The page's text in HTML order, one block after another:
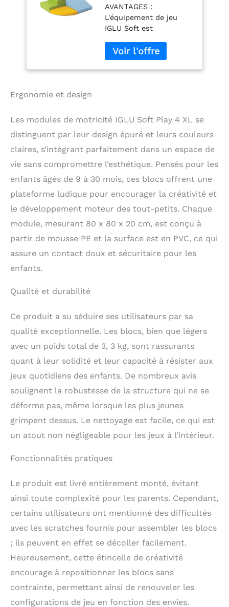
en Mousse Blocs de
Construction
Jouets éducatifs
(Couleurs claires)
AVANTAGES :
L'équipement de jeu
IGLU Soft est
pour développer les
compétences motrices
des enfants, améliorer
offrant une expérience
de jeu amusante et
captivante. QUALITÉ :
nos produits respectent
les plus élevées. Chaque
étape, de la production
de la mousse à la
couture, est
soigneusement vérifiée
afin d'assurer un savoir-
utilisons les meilleurs
matériaux, garantissant
américaines et
européennes,
exempt de substances
nocives, le rendant ainsi
sûr pour les enfants.
Fièrement fabriqué en
Lettonie, un pays de
l'Union européenne,
notre équipement de
jeu souple est fabriqué
composé de mousse PE
végétalien (PVC).
Ergonomie et design
Les modules de motricité IGLU Soft Play 4 XL se
distinguent par leur design épuré et leurs couleurs
claires, s’intégrant parfaitement dans un espace de
vie sans compromettre l’esthétique. Pensés pour les
enfants âgés de 9 à 30 mois, ces blocs offrent une
plateforme ludique pour encourager la créativité et
le développement moteur des tout-petits. Chaque
module, mesurant 80 x 80 x 20 cm, est conçu à
partir de mousse PE et la surface est en PVC, ce qui
assure un contact doux et sécuritaire pour les
enfants.
Qualité et durabilité
Ce produit a su séduire ses utilisateurs par sa
qualité exceptionnelle. Les blocs, bien que légers
avec un poids total de 3, 3 kg, sont rassurants
quant à leur solidité et leur capacité à résister aux
jeux quotidiens des enfants. De nombreux avis
soulignent la robustesse de la structure qui ne se
déforme pas, même lorsque les plus jeunes
grimpent dessus. Le nettoyage est facile, ce qui est
un atout non négligeable pour les jeux à l’intérieur.
Fonctionnalités pratiques
Le produit est livré entièrement monté, évitant
ainsi toute complexité pour les parents. Cependant,
certains utilisateurs ont mentionné des difficultés
avec les scratches fournis pour assembler les blocs
; ils peuvent en effet se décoller facilement.
Heureusement, cette étincelle de créativité
encourage à repositionner les blocs sans
contrainte, permettant ainsi de renouveler les
configurations de jeu en fonction des envies.